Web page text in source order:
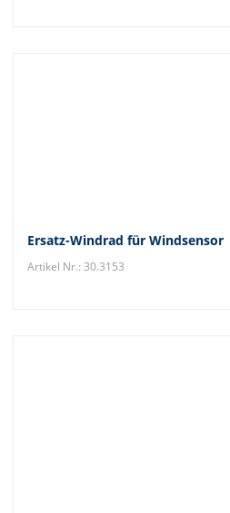
Ersatz-Windrad für Windsensor
Artikel Nr.: 30.3153